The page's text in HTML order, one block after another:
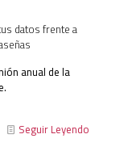
datos frente a
anual de la
Seguir Leyendo